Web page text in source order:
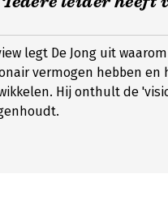
legt De Jong uit
vermogen hebben en
Hij onthult de